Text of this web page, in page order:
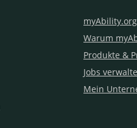
myAbility.org
Warum
Produkte &
Jobs
Mein